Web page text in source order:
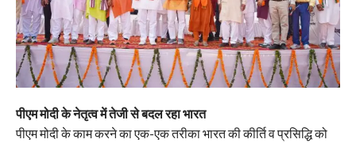
पीएम मोदी के नेतृत्व में तेजी से बदल रहा भारत
पीएम मोदी के काम करने का एक-एक तरीका भारत की कीर्ति व प्रसिद्धि को